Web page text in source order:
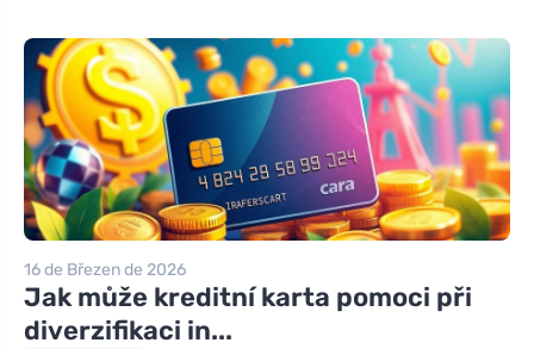
16 de Březen de 2026
Jak může kreditní karta pomoci při
diverzifikaci in...